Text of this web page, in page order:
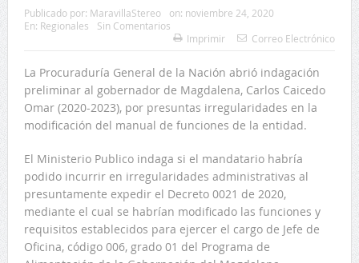
Publicado por: MaravillaStereo on: noviembre 24, 2020
En: Regionales
Sin Comentarios
Imprimir
Correo Electrónico
La Procuraduría General de la Nación abrió indagación
preliminar al gobernador de Magdalena, Carlos Caicedo
Omar (2020-2023), por presuntas irregularidades en la
modificación del manual de funciones de la entidad.
El Ministerio Publico indaga si el mandatario habría
podido incurrir en irregularidades administrativas al
presuntamente expedir el Decreto 0021 de 2020,
mediante el cual se habrían modificado las funciones y
requisitos establecidos para ejercer el cargo de Jefe de
Oficina, código 006, grado 01 del Programa de